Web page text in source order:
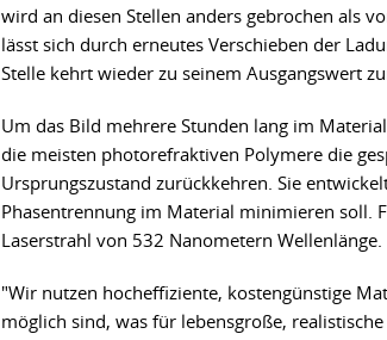
wird an diesen Stellen anders gebrochen als
lässt sich durch erneutes Verschieben der
Stelle kehrt wieder zu seinem Ausgangswert
Um das Bild mehrere Stunden lang im
die meisten photorefraktiven Polymere die
Ursprungszustand zurückkehren. Sie
Phasentrennung im Material minimieren soll.
Laserstrahl von 532 Nanometern Wellenlänge.
"Wir nutzen hocheffiziente, kostengünstige
möglich sind, was für lebensgroße,